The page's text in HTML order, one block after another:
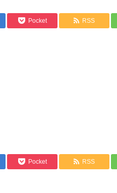
Pocket RSS
Pocket RSS